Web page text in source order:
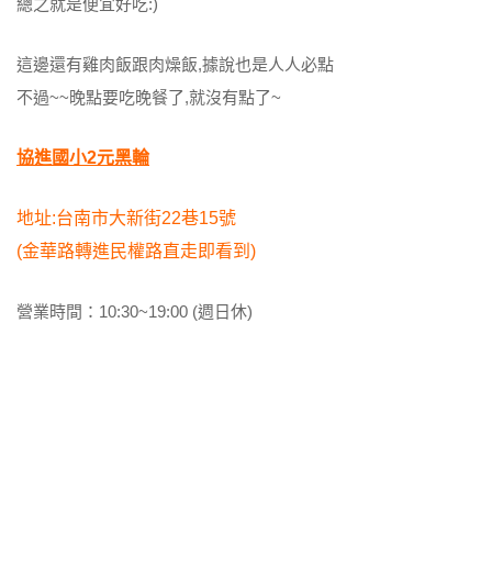
總之就是便宜好吃:)
這邊還有雞肉飯跟肉燥飯,據說也是人人必點
不過~~晚點要吃晚餐了,就沒有點了~
協進國小2元黑輪
地址:台南市大新街22巷15號
(金華路轉進民權路直走即看到)
營業時間 ：10:30~19:00 (週日休)